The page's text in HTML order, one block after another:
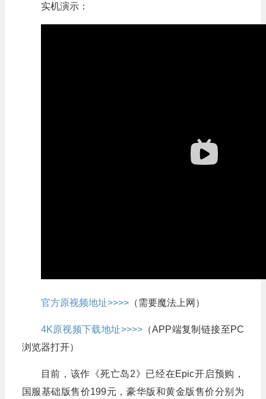
实机演示：
官方原视频地址>>>>（需要魔法上网）
4K原视频下载地址>>>>（APP端复制链接至PC
浏览器打开）
目前，该作《死亡岛2》已经在Epic开启预购，
国服基础版售价199元，豪华版和黄金版售价分别为